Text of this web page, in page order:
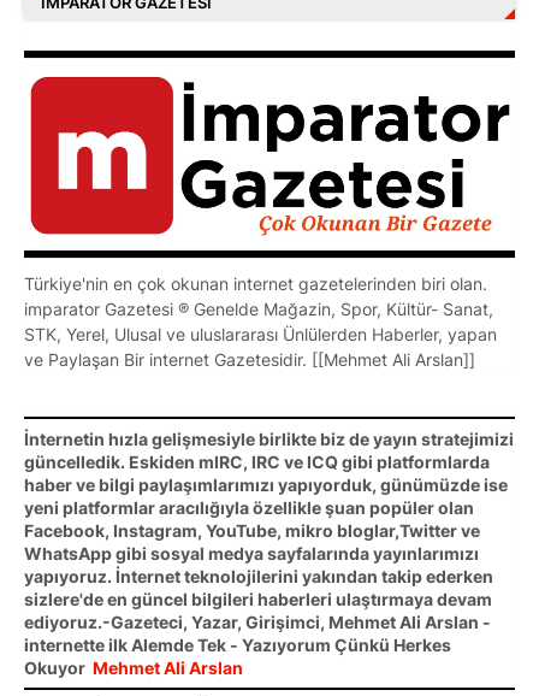
Türkiye'nin en çok okunan internet gazetelerinden biri olan.
imparator Gazetesi ® Genelde Mağazin, Spor, Kültür- Sanat,
STK, Yerel, Ulusal ve uluslararası Ünlülerden Haberler, yapan
ve Paylaşan Bir internet Gazetesidir. [[Mehmet Ali Arslan]]
İnternetin hızla gelişmesiyle birlikte biz de yayın stratejimizi
güncelledik. Eskiden mIRC, IRC ve ICQ gibi platformlarda
haber ve bilgi paylaşımlarımızı yapıyorduk, günümüzde ise
yeni platformlar aracılığıyla özellikle şuan popüler olan
Facebook, Instagram, YouTube, mikro bloglar,Twitter ve
WhatsApp gibi sosyal medya sayfalarında yayınlarımızı
yapıyoruz. İnternet teknolojilerini yakından takip ederken
sizlere'de en güncel bilgileri haberleri ulaştırmaya devam
ediyoruz.-Gazeteci, Yazar, Girişimci, Mehmet Ali Arslan -
internette ilk Alemde Tek - Yazıyorum Çünkü Herkes
Okuyor Mehmet Ali Arslan